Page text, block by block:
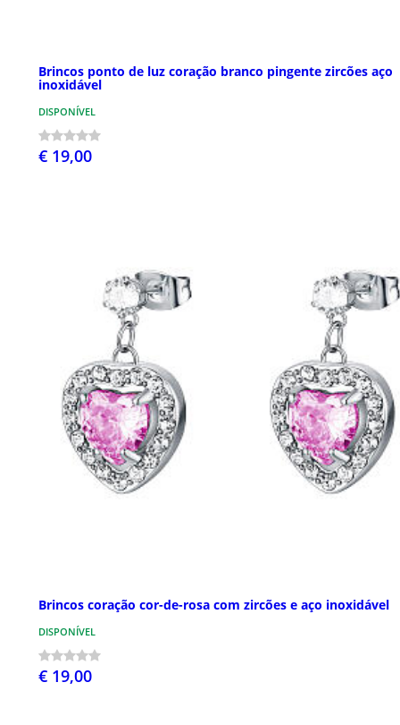
Brincos ponto de luz coração branco pingente zircões aço
inoxidável
DISPONÍVEL
€ 19,00
Brincos coração cor-de-rosa com zircões e aço inoxidável
DISPONÍVEL
€ 19,00